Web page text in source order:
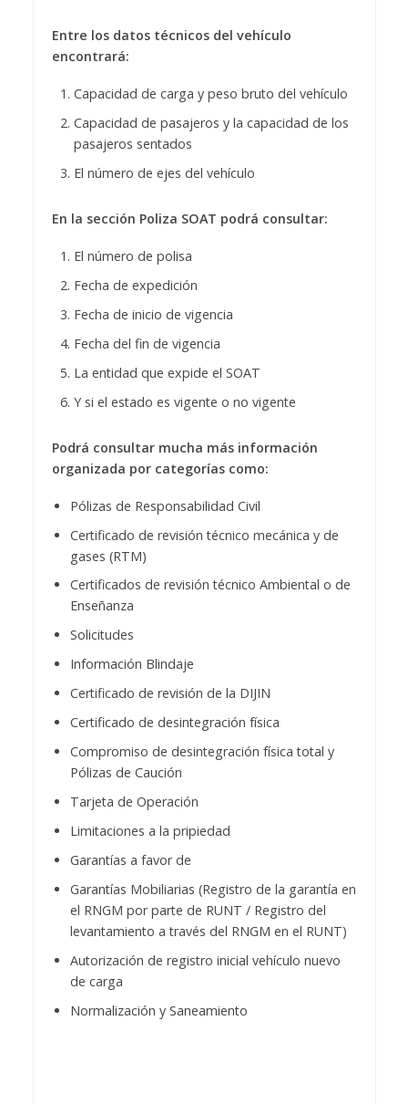
Entre los datos técnicos del vehículo
encontrará:
Capacidad de carga y peso bruto del vehículo
Capacidad de pasajeros y la capacidad de los
pasajeros sentados
El número de ejes del vehículo
En la sección Poliza SOAT podrá consultar:
El número de polisa
Fecha de expedición
Fecha de inicio de vigencia
Fecha del fin de vigencia
La entidad que expide el SOAT
Y si el estado es vigente o no vigente
Podrá consultar mucha más información
organizada por categorías como:
Pólizas de Responsabilidad Civil
Certificado de revisión técnico mecánica y de
gases (RTM)
Certificados de revisión técnico Ambiental o de
Enseñanza
Solicitudes
Información Blindaje
Certificado de revisión de la DIJIN
Certificado de desintegración física
Compromiso de desintegración física total y
Pólizas de Caución
Tarjeta de Operación
Limitaciones a la pripiedad
Garantías a favor de
Garantías Mobiliarias (Registro de la garantía en
el RNGM por parte de RUNT / Registro del
levantamiento a través del RNGM en el RUNT)
Autorización de registro inicial vehículo nuevo
de carga
Normalización y Saneamiento